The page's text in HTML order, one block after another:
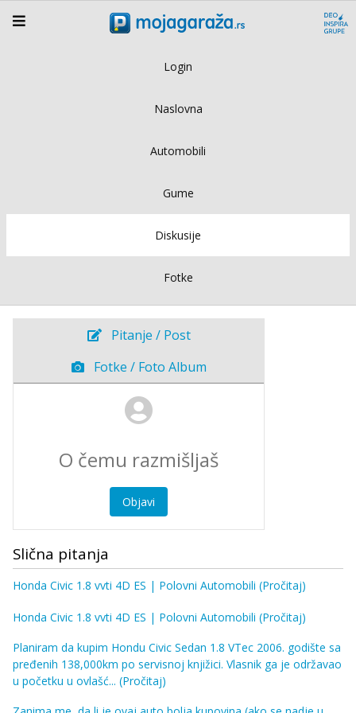
Login
Naslovna
Automobili
Gume
Diskusije
Fotke
Pitanje / Post
Fotke / Foto Album
Objavi
Slična pitanja
Honda Civic 1.8 vvti 4D ES | Polovni Automobili (Pročitaj)
Honda Civic 1.8 vvti 4D ES | Polovni Automobili (Pročitaj)
Planiram da kupim Hondu Civic Sedan 1.8 VTec 2006. godište sa
pređenih 138,000km po servisnoj knjižici. Vlasnik ga je održavao
u početku u ovlašć... (Pročitaj)